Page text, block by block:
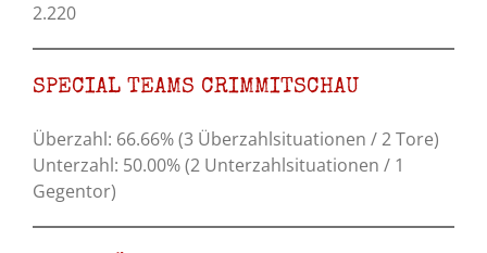
2.220
SPECIAL TEAMS CRIMMITSCHAU
Überzahl: 66.66% (3 Überzahlsituationen / 2 Tore)
Unterzahl: 50.00% (2 Unterzahlsituationen / 1
Gegentor)